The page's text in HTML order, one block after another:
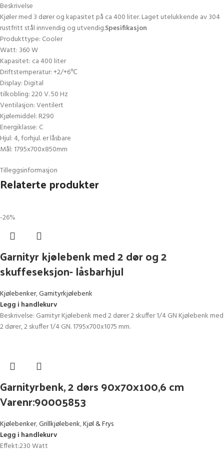
Beskrivelse
Kjøler med 3 dører og kapasitet på ca 400 liter. Laget utelukkende av 304
rustfritt stål innvendig og utvendig.Spesifikasjon
Produkttype: Cooler
Watt: 360 W
Kapasitet: ca 400 liter
Driftstemperatur: +2/+6℃
Display: Digital
tilkobling: 220 V. 50 Hz
Ventilasjon: Ventilert
Kjølemiddel: R290
Energiklasse: C
Hjul: 4, forhjul. er låsbare
Mål: 1795x700x850mm
Tilleggsinformasjon
Relaterte produkter
-26%
Garnityr kjølebenk med 2 dør og 2
skuffeseksjon- låsbarhjul
Kjølebenker,Garnityrkjølebenk
Legg i handlekurv
Beskrivelse: Garnityr Kjølebenk med 2 dører 2 skuffer 1/4 GN Kjølebenk med
2 dører, 2 skuffer 1/4 GN. 1795x700x1075 mm.
Garnityrbenk, 2 dørs 90x70x100,6 cm
Varenr:90005853
Kjølebenker,Grillkjølebenk,Kjøl & Frys
Legg i handlekurv
Effekt:230 Watt